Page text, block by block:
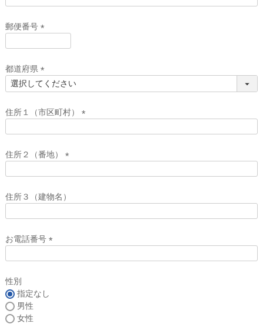
郵便番号
須
)
都道府県
(
須
)
住所１（市区町村）
)
住所２（番地）
須
)
住所３（建物名）
お電話番号
性別
指定なし
男性
女性